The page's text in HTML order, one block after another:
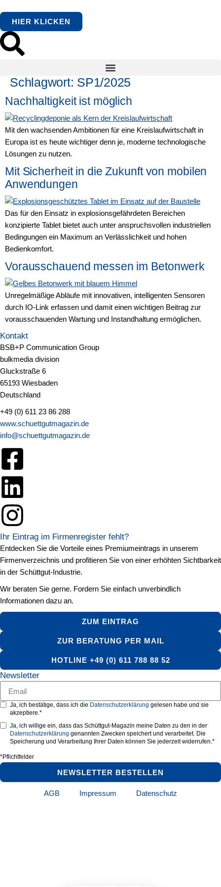
springen
HIER KLICKEN
Schlagwort: SP1/2025
Nachhaltigkeit ist möglich
Mit den wachsenden Ambitionen für eine Kreislaufwirtschaft in
Europa ist es heute wichtiger denn je, moderne technologische
Lösungen zu nutzen.
Mit Sicherheit in die Zukunft von mobilen
Anwendungen
Das für den Einsatz in explosionsgefährdeten Bereichen
konzipierte Tablet bietet auch unter anspruchsvollen industriellen
Bedingungen ein Maximum an Verlässlichkeit und hohen
Bedienkomfort.
Vorausschauend messen im Betonwerk
Unregelmäßige Abläufe mit innovativen, intelligenten Sensoren
durch IO-Link erfassen und damit einen wichtigen Beitrag zur
vorausschauenden Wartung und Instandhaltung ermöglichen.
Kontakt
BSB+P Communication Group
bulkmedia division
Gluckstraße 6
65193 Wiesbaden
Deutschland
+49 (0) 611 23 86 288
www.schuettgutmagazin.de
info@schuettgutmagazin.de
Ihr Eintrag im Firmenregister fehlt?
Entdecken Sie die Vorteile eines Premiumeintrags in unserem
Firmenverzeichnis und profitieren Sie von einer erhöhten Sichtbarkeit
in der Schüttgut-Industrie.
Wir beraten Sie gerne. Fordern Sie einfach unverbindlich
Informationen dazu an.
ZUM EINTRAG
ZUR BERATUNG PER MAIL
HOTLINE +49 (0) 611 788 88 52
Newsletter
Ja, ich bestätige, dass ich die Datenschutzerklärung gelesen habe und sie
akzeptiere.*
Ja, ich willige ein, dass das Schüttgut-Magazin meine Daten zu den in der
Datenschutzerklärung genannten Zwecken speichert und verarbeitet. Die
Speicherung und Verarbeitung Ihrer Daten können Sie jederzeit widerrufen.*
*Pflichtfelder
NEWSLETTER BESTELLEN
AGB Impressum Datenschutz